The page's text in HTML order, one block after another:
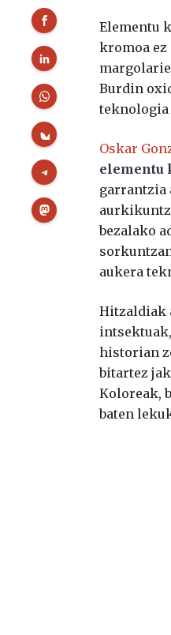
Elementu
kromoa
Burdin
teknologia
Oskar
elementu
garrantzia
bezalako
aukera
Hitzaldiak
historian
bitartez
Koloreak,
baten